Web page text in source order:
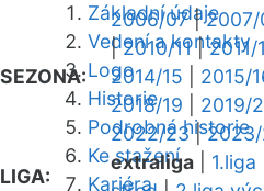
Základní údaje
Vedení a kontakty
Logo
Historie
Podrobná historie
Ke stažení
Kariéra
SEZONA:
2006/07|2007/
|2010/11|2011/
2014/15
2015/
2018/19
2019/
2022/23|
LIGA:
extraliga 1.liga